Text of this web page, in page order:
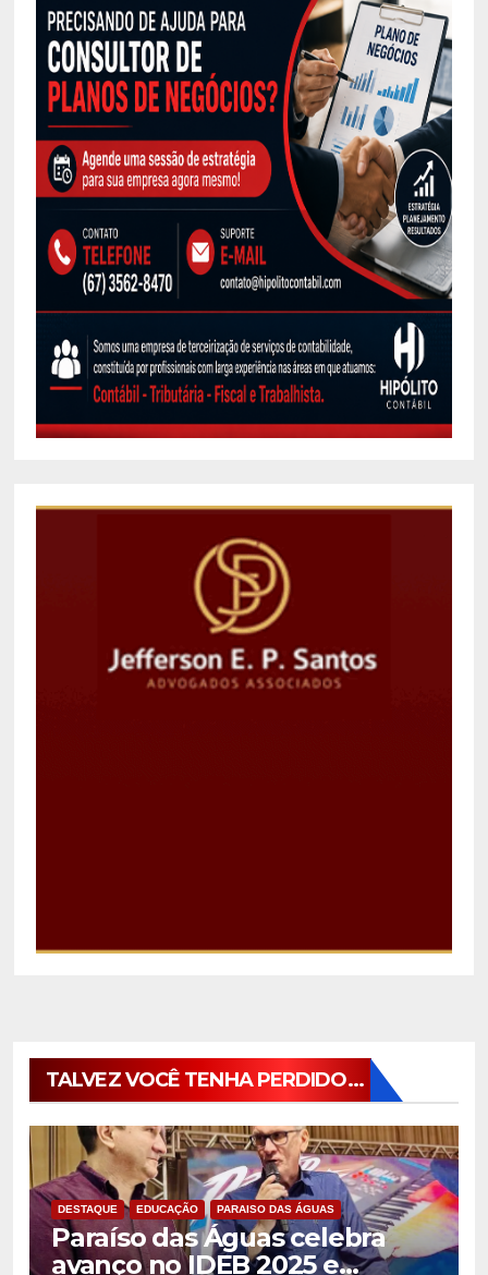
TALVEZ VOCÊ TENHA PERDIDO...
DESTAQUE EDUCAÇÃO PARAISO DAS ÁGUAS
Paraíso das Águas celebra
avanço no IDEB 2025 e